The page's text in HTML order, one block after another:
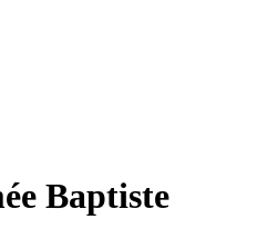
Bap­tiste